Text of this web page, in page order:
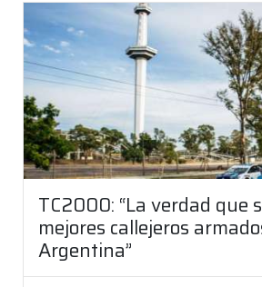
TC2000: “La verdad que
mejores callejeros
Argentina”